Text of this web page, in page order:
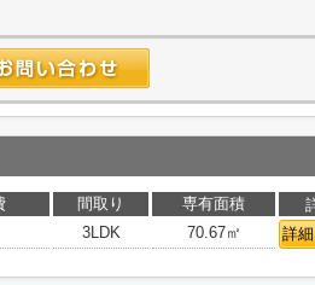
間取り 専有面積
3LDK 70.67㎡ 詳